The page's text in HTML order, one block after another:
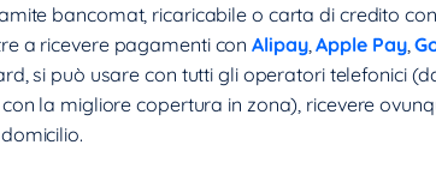
bancomat, ricaricabile o carta di credito
a ricevere pagamenti conAlipay,Apple Pay,
si può usare con tutti gli operatori telefonici
la migliore copertura in zona), ricevere